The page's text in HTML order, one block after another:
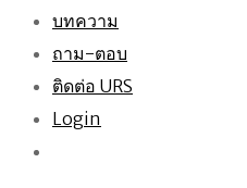
บทความ
ถาม-ตอบ
ติดต่อ URS
Login